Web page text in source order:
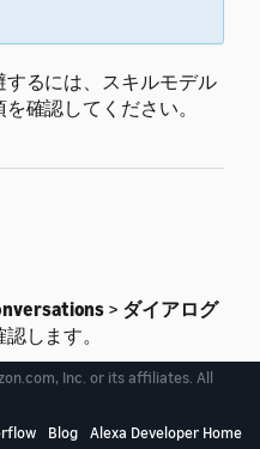
るには、スキルモデル
確認してください。
> ダイアログ
します。
べてのターンに緑色の
ること。
Inc. or its affiliates. All
Blog Alexa Developer Home